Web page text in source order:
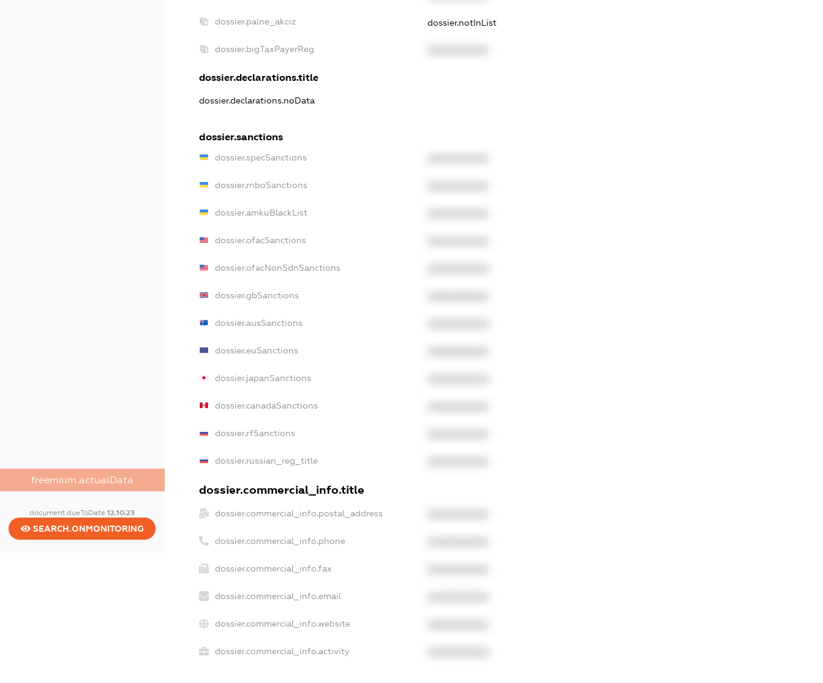
freemium.actualData
document.dueToDate12.10.23
SEARCH.ONMONITORING
dossier.palne_akciz dossier.notInList
dossier.bigTaxPayerReg
dossier.declarations.title
dossier.declarations.noData
dossier.sanctions
dossier.specSanctions
dossier.rnboSanctions
dossier.amkuBlackList
dossier.ofacSanctions
dossier.ofacNonSdnSanctions
dossier.gbSanctions
dossier.ausSanctions
dossier.euSanctions
dossier.japanSanctions
dossier.canadaSanctions
dossier.rfSanctions
dossier.russian_reg_title
dossier.commercial_info.title
dossier.commercial_info.postal_address
dossier.commercial_info.phone
dossier.commercial_info.fax
dossier.commercial_info.email
dossier.commercial_info.website
dossier.commercial_info.activity